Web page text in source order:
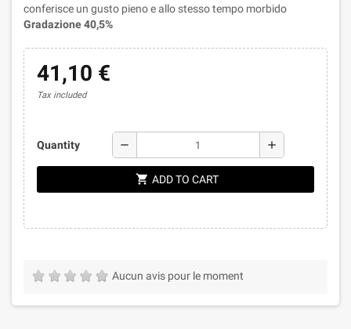
conferisce un gusto pieno e allo stesso tempo morbido
Gradazione 40,5%
41,10 €
Tax included
Quantity remove add
shopping_cart ADD TO CART
Aucun avis pour le moment